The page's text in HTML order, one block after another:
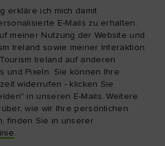
erkläre ich mich damit
E-Mails zu erhalten.
meiner Nutzung der Website und
Ireland sowie meiner Interaktion
Ireland auf anderen
und Pixeln. Sie können Ihre
widerrufen - klicken Sie
in unseren E-Mails. Weitere
wie wir Ihre persönlichen
finden Sie in unserer
.